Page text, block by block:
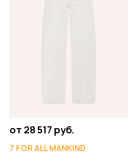
от 28 517 руб.
7 FOR ALL MANKIND